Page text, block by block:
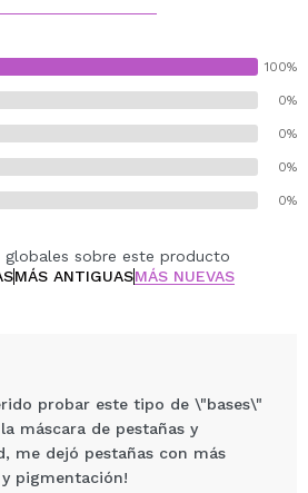
vitaminas ofrecen un
tus pestañas.
su belleza, esta prebase
protector, manteniendo la salud
máscara de pestañas,
y brindándote unas
el centro de atención con Eveline
100%
0%
0%
0%
0%
globales sobre este producto
MÁS ANTIGUASMÁS NUEVAS
probar este tipo de \"bases\"
máscara de pestañas y
me dejó pestañas con más
pigmentación!